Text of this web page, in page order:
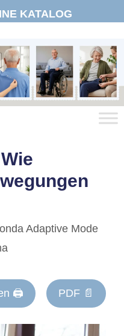
KATALOG
Adaptive Mode
🖨 PDF 📄